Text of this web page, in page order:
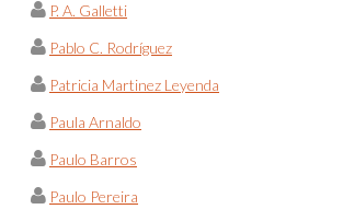
P. A. Galletti
Pablo C. Rodríguez
Patricia Martinez Leyenda
Paula Arnaldo
Paulo Barros
Paulo Pereira